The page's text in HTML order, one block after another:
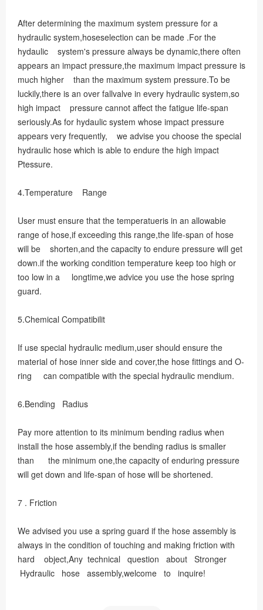
After determining the maximum system pressure for a
hydraulic system,hoseselection can be made .For the
hydaulic system's pressure always be dynamic,there often
appears an impact pressure,the maximum impact pressure is
much higher than the maximum system pressure.To be
luckily,there is an over fallvalve in every hydraulic system,so
high impact pressure cannot affect the fatigue life-span
seriously.As for hydaulic system whose impact pressure
appears very frequently, we advise you choose the special
hydraulic hose which is able to endure the high impact
Ptessure.
4.Temperature Range
User must ensure that the temperatueris in an allowabie
range of hose,if exceeding this range,the life-span of hose
will be shorten,and the capacity to endure pressure will get
down.if the working condition temperature keep too high or
too low in a longtime,we advice you use the hose spring
guard.
5.Chemical Compatibilit
If use special hydraulic medium,user should ensure the
material of hose inner side and cover,the hose fittings and O-
ring can compatible with the special hydraulic mendium.
6.Bending Radius
Pay more attention to its minimum bending radius when
install the hose assembly,if the bending radius is smaller
than the minimum one,the capacity of enduring pressure
will get down and life-span of hose will be shortened.
7 . Friction
We advised you use a spring guard if the hose assembly is
always in the condition of touching and making friction with
hard object,Any technical question about Stronger
Hydraulic hose assembly,welcome to inquire!